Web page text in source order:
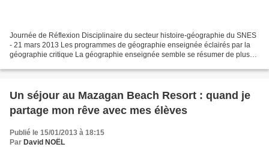
Journée de Réflexion Disciplinaire du secteur histoire-géographie du SNES
- 21 mars 2013 Les programmes de géographie enseignée éclairés par la
géographie critique La géographie enseignée semble se résumer de plus
Un séjour au Mazagan Beach Resort : quand je
partage mon rêve avec mes élèves
Publié le 15/01/2013 à 18:15
Par David NOËL